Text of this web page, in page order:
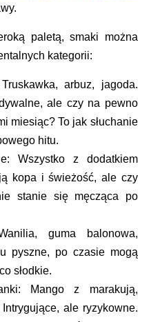
paletą, smaki można
kategorii:
Truskawka, arbuz, jagoda.
ale czy na pewno
miesiąc? To jak słuchanie
hitu.
Wszystko z dodatkiem
kopa i świeżość, ale czy
stanie się męcząca po
guma balonowa,
pyszne, po czasie mogą
słodkie.
Mango z marakują,
ale ryzykowne.